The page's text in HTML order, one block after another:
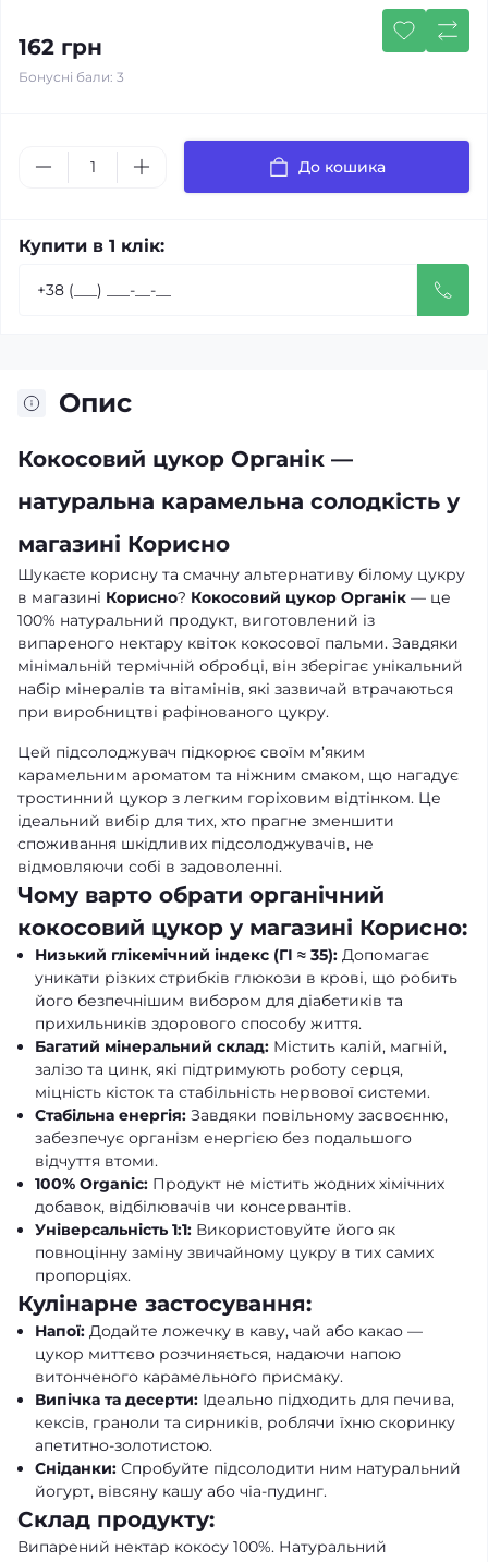
162 грн
Бонусні бали: 3
До кошика
Купити в 1 клік:
Опис
Кокосовий цукор Органік —
натуральна карамельна солодкість у
магазині Корисно
Шукаєте корисну та смачну альтернативу білому цукру
в магазині Корисно? Кокосовий цукор Органік — це
100% натуральний продукт, виготовлений із
випареного нектару квіток кокосової пальми. Завдяки
мінімальній термічній обробці, він зберігає унікальний
набір мінералів та вітамінів, які зазвичай втрачаються
при виробництві рафінованого цукру.
Цей підсолоджувач підкорює своїм м’яким
карамельним ароматом та ніжним смаком, що нагадує
тростинний цукор з легким горіховим відтінком. Це
ідеальний вибір для тих, хто прагне зменшити
споживання шкідливих підсолоджувачів, не
відмовляючи собі в задоволенні.
Чому варто обрати органічний
кокосовий цукор у магазині Корисно:
Низький глікемічний індекс (ГІ ≈ 35): Допомагає
уникати різких стрибків глюкози в крові, що робить
його безпечнішим вибором для діабетиків та
прихильників здорового способу життя.
Багатий мінеральний склад: Містить калій, магній,
залізо та цинк, які підтримують роботу серця,
міцність кісток та стабільність нервової системи.
Стабільна енергія: Завдяки повільному засвоєнню,
забезпечує організм енергією без подальшого
відчуття втоми.
100% Organic: Продукт не містить жодних хімічних
добавок, відбілювачів чи консервантів.
Універсальність 1:1: Використовуйте його як
повноцінну заміну звичайному цукру в тих самих
пропорціях.
Кулінарне застосування:
Напої: Додайте ложечку в каву, чай або какао —
цукор миттєво розчиняється, надаючи напою
витонченого карамельного присмаку.
Випічка та десерти: Ідеально підходить для печива,
кексів, граноли та сирників, роблячи їхню скоринку
апетитно-золотистою.
Сніданки: Спробуйте підсолодити ним натуральний
йогурт, вівсяну кашу або чіа-пудинг.
Склад продукту:
Випарений нектар кокосу 100%. Натуральний